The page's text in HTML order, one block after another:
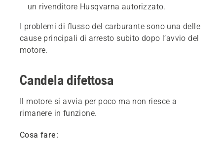
un rivenditore Husqvarna autorizzato.
I problemi di flusso del carburante sono una delle
cause principali di arresto subito dopo l’avvio del
motore.
Candela difettosa
Il motore si avvia per poco ma non riesce a
rimanere in funzione.
Cosa fare: